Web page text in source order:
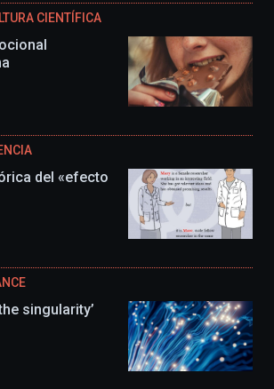
CIENTÍFICA
del «efecto
singularity’